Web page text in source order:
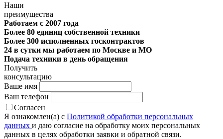
Наши
преимущества
Работаем с 2007 года
Более 80 единиц собственной техники
Более 300 исполненных госконтрактов
24 в сутки мы работаем по Москве и МО
Подача техники в день обращения
Получить
консультацию
Ваше имя
Ваш телефон
Согласен
Я ознакомлен(а) с Политикой обработки персональных
данных и даю согласие на обработку моих персональных
данных в целях обработки заявки и обратной связи.